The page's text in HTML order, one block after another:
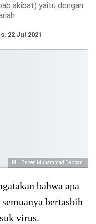
akibat) yaitu dengan
22 Jul 2021
KH. Beben Muhammad Dabbas.
bahwa apa
bertasbih
virus.